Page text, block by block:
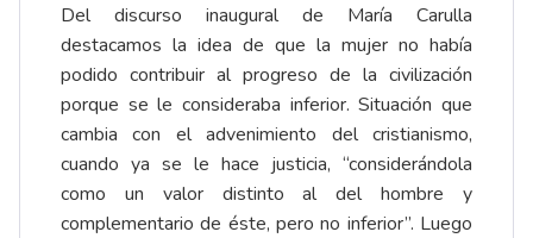
Del discurso inaugural de María Carulla
destacamos la idea de que la mujer no había
podido contribuir al progreso de la civilización
porque se le consideraba inferior. Situación que
cambia con el advenimiento del cristianismo,
cuando ya se le hace justicia, “considerándola
como un valor distinto al del hombre y
complementario de éste, pero no inferior”. Luego